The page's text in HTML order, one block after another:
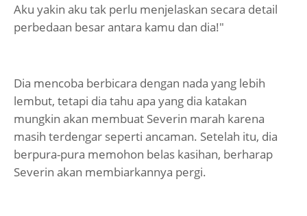
Aku yakin aku tak perlu menjelaskan secara detail
perbedaan besar antara kamu dan dia!"
Dia mencoba berbicara dengan nada yang lebih
lembut, tetapi dia tahu apa yang dia katakan
mungkin akan membuat Severin marah karena
masih terdengar seperti ancaman. Setelah itu, dia
berpura-pura memohon belas kasihan, berharap
Severin akan membiarkannya pergi.